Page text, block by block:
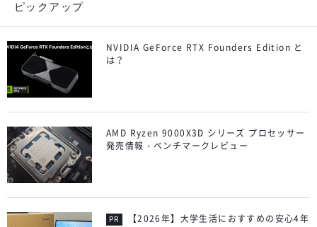
ピックアップ
NVIDIA GeForce RTX Founders Edition と
は？
AMD Ryzen 9000X3D シリーズ プロセッサー
発売情報・ベンチマークレビュー
【2026年】大学生活におすすめの安心4年